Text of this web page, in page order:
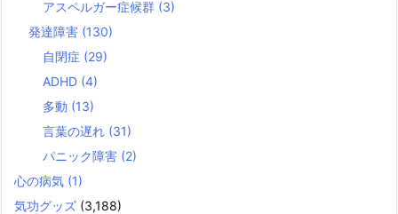
アスペルガー症候群 (3)
発達障害 (130)
自閉症 (29)
ADHD (4)
多動 (13)
言葉の遅れ (31)
パニック障害 (2)
心の病気 (1)
気功グッズ (3,188)